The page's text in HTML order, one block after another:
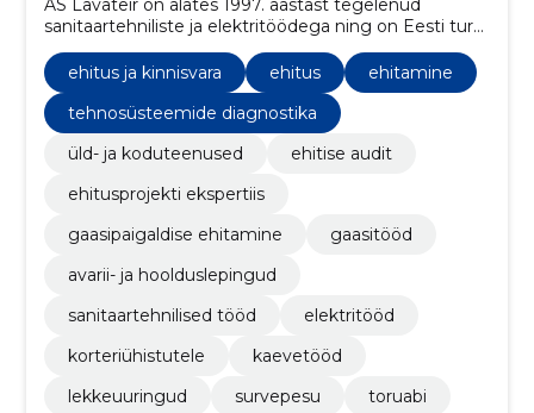
AS Lavateir on alates 1997. aastast tegelenud
sanitaartehniliste ja elektritöödega ning on Eesti turul
tuntud kaubamärgi ToruAbi all, pakkudes
usaldusväärseid ja professionaalseid lahendusi.
ehitus ja kinnisvara ehitus
ehitamine
tehnosüsteemide diagnostika
üld- ja koduteenused
ehitise audit
ehitusprojekti ekspertiis
gaasipaigaldise ehitamine
gaasitööd
avarii- ja hoolduslepingud
sanitaartehnilised tööd
elektritööd
korteriühistutele
kaevetööd
lekkeuuringud
survepesu
toruabi